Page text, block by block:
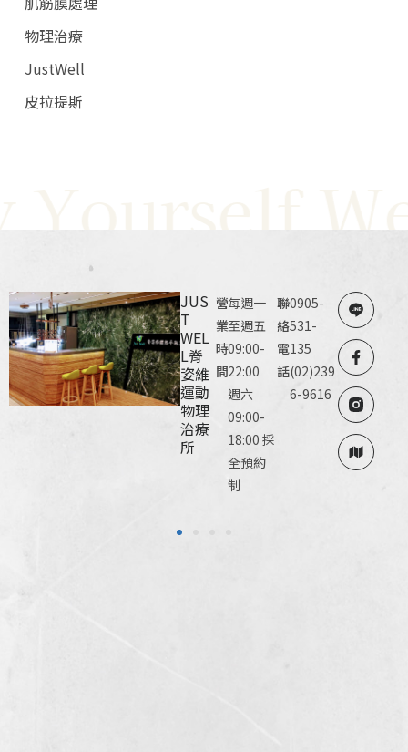
物理治療
JustWell
皮拉提斯
JUS
T
WEL
L脊
姿維
運動
物理
治療
所
營
業
時
間
每週一
至週五
09:00-
22:00
週六
09:00-
18:00 採
全預約
制
聯
絡
電
話
0905-
531-
135
(02)239
6-9616
4